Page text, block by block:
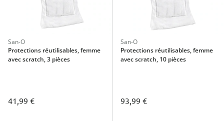
San-O
Protections réutilisables, femme
avec scratch, 3 pièces
41,99 €
San-O
Protections réutilisables, femme
avec scratch, 10 pièces
93,99 €